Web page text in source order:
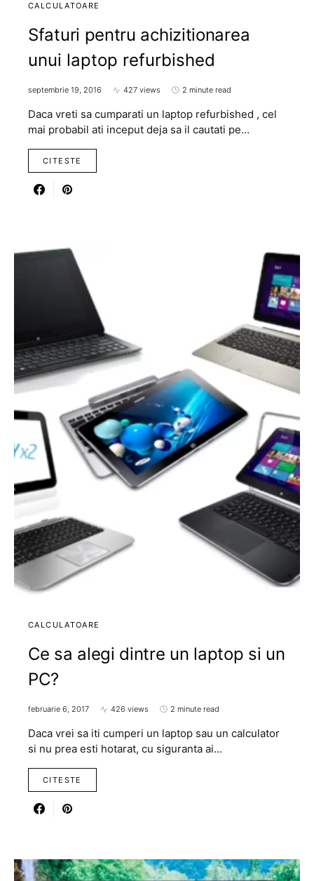
CALCULATOARE
Sfaturi pentru achizitionarea
unui laptop refurbished
septembrie 19, 2016 427 views 2 minute read
Daca vreti sa cumparati un laptop refurbished , cel
mai probabil ati inceput deja sa il cautati pe…
CITESTE
CALCULATOARE
Ce sa alegi dintre un laptop si un
PC?
februarie 6, 2017 426 views 2 minute read
Daca vrei sa iti cumperi un laptop sau un calculator
si nu prea esti hotarat, cu siguranta ai…
CITESTE